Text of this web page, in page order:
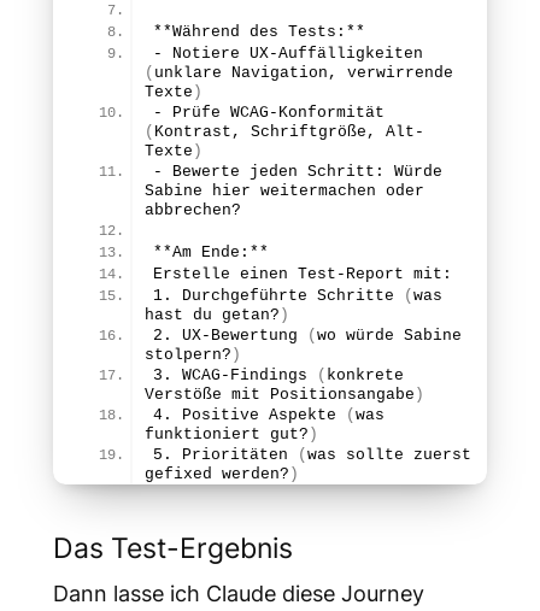
**Während des Tests:**
- Notiere UX-Auffälligkeiten
( unklare Navigation, verwirrende
Texte )
- Prüfe WCAG-Konformität
( Kontrast, Schriftgröße, Alt-
Texte )
- Bewerte jeden Schritt: Würde
Sabine hier weitermachen oder
abbrechen?
**Am Ende:**
Erstelle einen Test-Report mit:
1.
Durchgeführte Schritte ( was
hast du getan? )
2.
UX- Bewertung ( wo würde Sabine
stolpern? )
3.
WCAG- Findings ( konkrete
Verstöße mit Positionsangabe )
4.
Positive Aspekte ( was
funktioniert gut? )
5.
Prioritäten ( was sollte zuerst
gefixed werden? )
Das Test-Ergebnis
Dann lasse ich Claude diese Journey